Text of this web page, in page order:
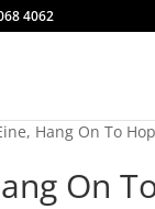
4062
Hang On To
On